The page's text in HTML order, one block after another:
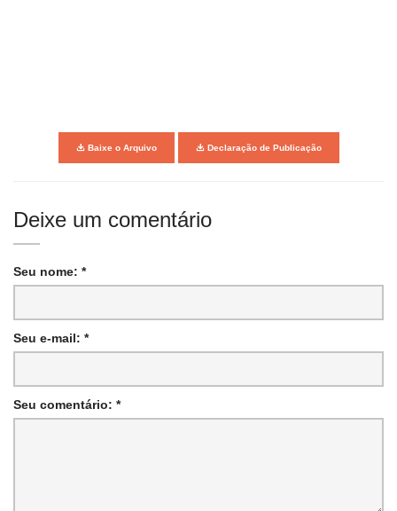
Baixe o Arquivo Declaração de Publicação
Deixe um comentário
Seu nome: *
Seu e-mail: *
Seu comentário: *